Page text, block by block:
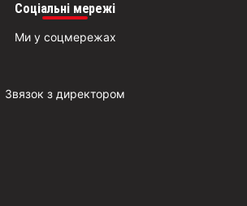
Соціальні мережі
Ми у соцмережах
Звязок з директором